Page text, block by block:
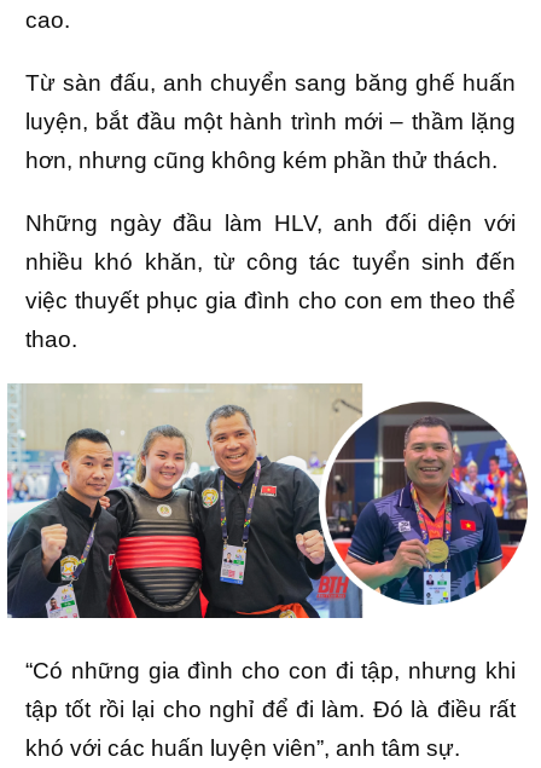
cao.
Từ sàn đấu, anh chuyển sang băng ghế huấn
luyện, bắt đầu một hành trình mới – thầm lặng
hơn, nhưng cũng không kém phần thử thách.
Những ngày đầu làm HLV, anh đối diện với
nhiều khó khăn, từ công tác tuyển sinh đến
việc thuyết phục gia đình cho con em theo thể
thao.
“Có những gia đình cho con đi tập, nhưng khi
tập tốt rồi lại cho nghỉ để đi làm. Đó là điều rất
khó với các huấn luyện viên”, anh tâm sự.